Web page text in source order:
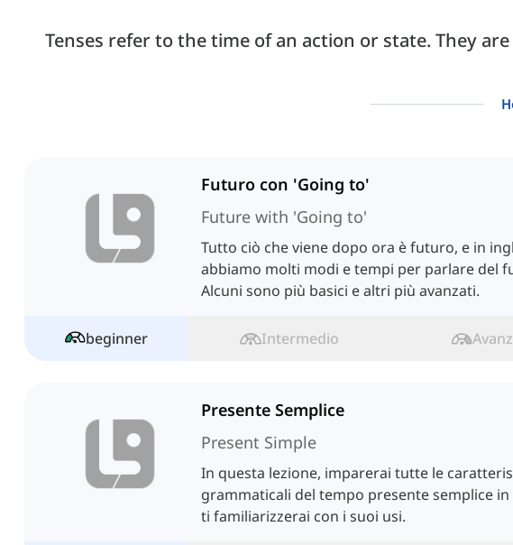
Tenses refer to the time of an action or state. They
Futuro con 'Going to'
Future with 'Going to'
Tutto ciò che viene dopo ora è futuro, e in
abbiamo molti modi e tempi per parlare del
Alcuni sono più basici e altri più avanzati.
beginner Intermedio
Presente Semplice
Present Simple
In questa lezione, imparerai tutte le
grammaticali del tempo presente semplice in
ti familiarizzerai con i suoi usi.